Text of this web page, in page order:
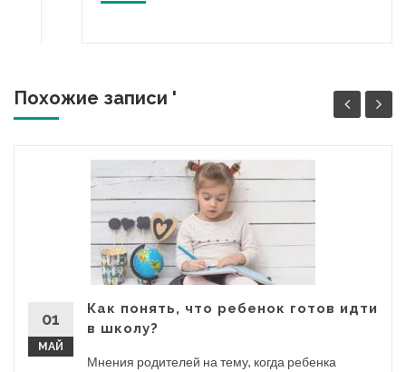
Похожие записи '
01
МАЙ
Как понять, что ребенок готов идти
в школу?
Мнения родителей на тему, когда ребенка